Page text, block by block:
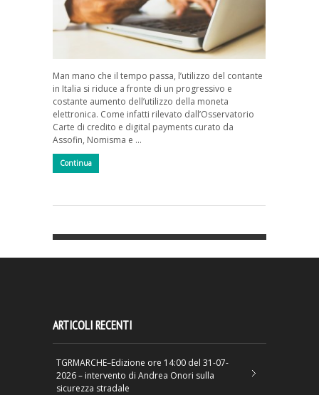
Man mano che il tempo passa, l’utilizzo del contante
in Italia si riduce a fronte di un progressivo e
costante aumento dell’utilizzo della moneta
elettronica. Come infatti rilevato dall’Osservatorio
Carte di credito e digital payments curato da
Assofin, Nomisma e …
Continua
ARTICOLI RECENTI
TGRMARCHE–Edizione ore 14:00 del 31-07-
2026 – intervento di Andrea Onori sulla
sicurezza stradale